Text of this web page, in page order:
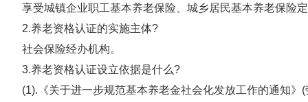
享受城镇企业职工基本养老保险、城乡居民基本养老保险
2.养老资格认证的实施主体?
社会保险经办机构。
3.养老资格认证设立依据是什么?
(1).《关于进一步规范基本养老金社会化发放工作的通知》